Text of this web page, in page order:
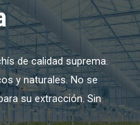
de calidad suprema.
y naturales. No se
su extracción. Sin